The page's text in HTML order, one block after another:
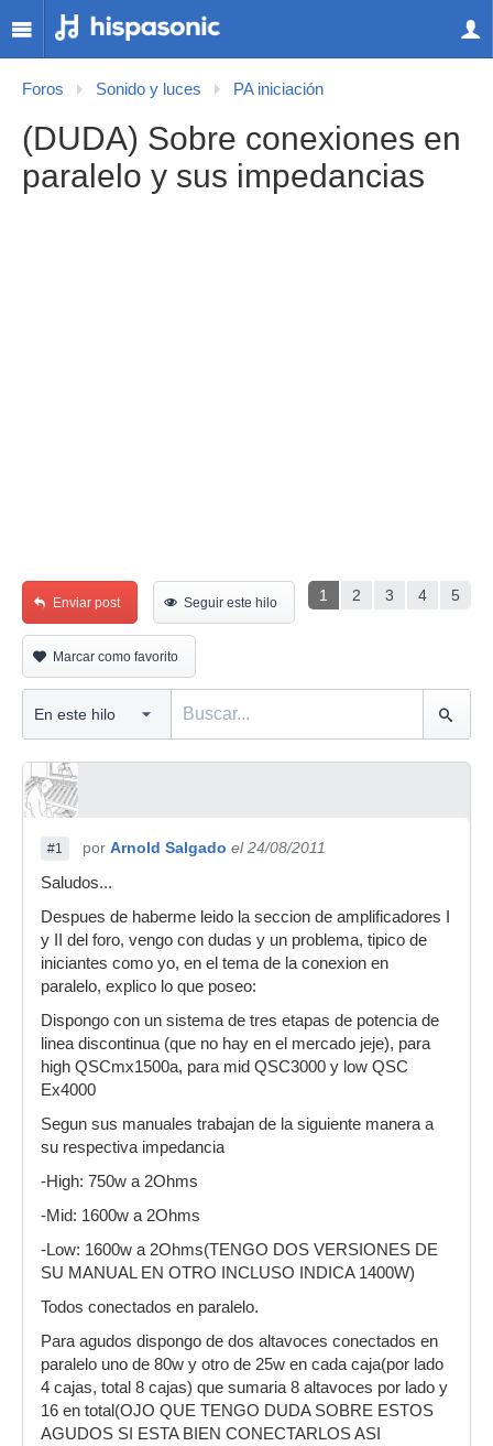
Foros Sonido y luces PA iniciación
(DUDA) Sobre conexiones en
paralelo y sus impedancias
1 2 3 4 5
Enviar post Seguir este hilo
Marcar como favorito
#1 por Arnold Salgado el 24/08/2011
Saludos...
Despues de haberme leido la seccion de amplificadores I
y II del foro, vengo con dudas y un problema, tipico de
iniciantes como yo, en el tema de la conexion en
paralelo, explico lo que poseo:
Dispongo con un sistema de tres etapas de potencia de
linea discontinua (que no hay en el mercado jeje), para
high QSCmx1500a, para mid QSC3000 y low QSC
Ex4000
Segun sus manuales trabajan de la siguiente manera a
su respectiva impedancia
-High: 750w a 2Ohms
-Mid: 1600w a 2Ohms
-Low: 1600w a 2Ohms(TENGO DOS VERSIONES DE
SU MANUAL EN OTRO INCLUSO INDICA 1400W)
Todos conectados en paralelo.
Para agudos dispongo de dos altavoces conectados en
paralelo uno de 80w y otro de 25w en cada caja(por lado
4 cajas, total 8 cajas) que sumaria 8 altavoces por lado y
16 en total(OJO QUE TENGO DUDA SOBRE ESTOS
AGUDOS SI ESTA BIEN CONECTARLOS ASI